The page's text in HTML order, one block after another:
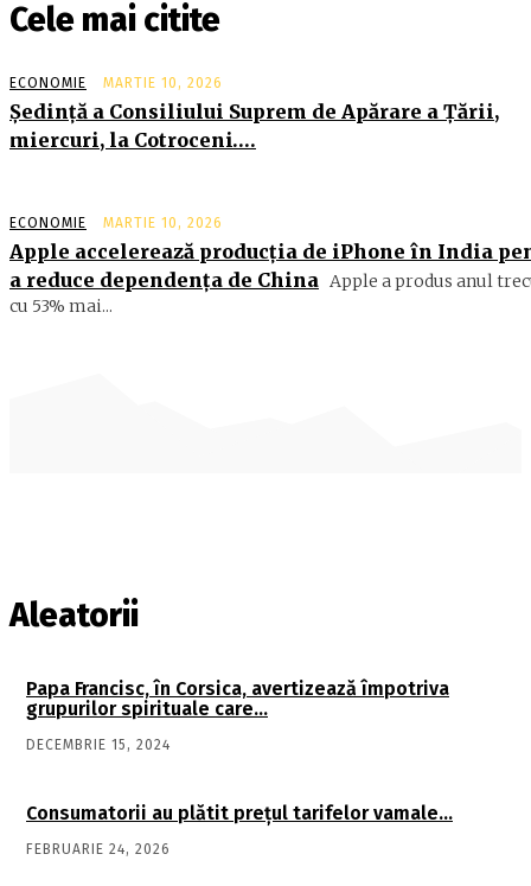
Cele mai citite
ECONOMIE MARTIE 10, 2026
Şedinţă a Consiliului Suprem de Apărare a Ţării,
miercuri, la Cotroceni….
ECONOMIE MARTIE 10, 2026
Apple accelerează producția de iPhone în India
a reduce dependența de China Apple a produs anul
cu 53% mai...
Aleatorii
Papa Francisc, în Corsica, avertizează împotriva
grupurilor spirituale care…
DECEMBRIE 15, 2024
Consumatorii au plătit preţul tarifelor vamale…
FEBRUARIE 24, 2026